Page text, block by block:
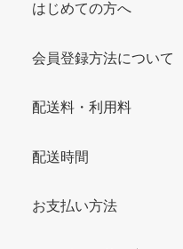
はじめての方へ
会員登録方法について
配送料・利用料
配送時間
お支払い方法